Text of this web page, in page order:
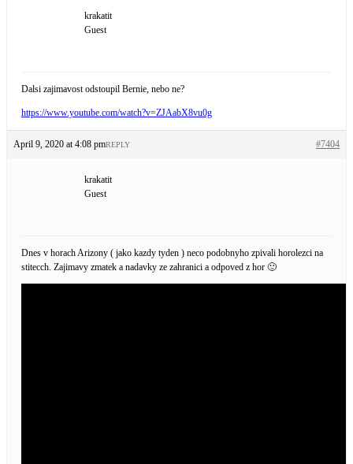
krakatit
Guest
Dalsi zajimavost odstoupil Bernie, nebo ne?
https://www.youtube.com/watch?v=ZJAabX8vu0g
April 9, 2020 at 4:08 pm #7404
REPLY
krakatit
Guest
Dnes v horach Arizony ( jako kazdy tyden ) neco podobnyho zpivali horolezci na
stitecch. Zajimavy zmatek a nadavky ze zahranici a odpoved z hor 🙂